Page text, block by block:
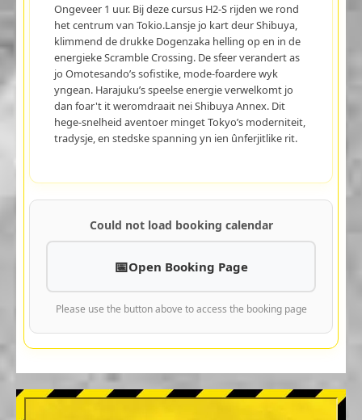
Ongeveer 1 uur. Bij deze cursus H2-S rijden we rond
het centrum van Tokio.Lansje jo kart deur Shibuya,
klimmend de drukke Dogenzaka helling op en in de
energieke Scramble Crossing. De sfeer verandert as
jo Omotesando’s sofistike, mode-foardere wyk
yngean. Harajuku’s speelse energie verwelkomt jo
dan foar't it weromdraait nei Shibuya Annex. Dit
hege-snelheid aventoer minget Tokyo’s moderniteit,
tradysje, en stedske spanning yn ien ûnferjitlike rit.
Could not load booking calendar
Open Booking Page
Please use the button above to access the booking page